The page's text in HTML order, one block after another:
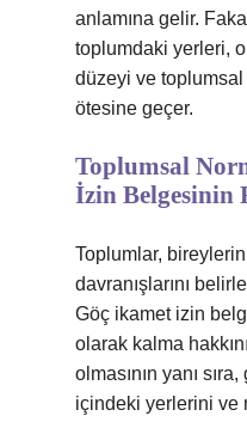
anlamına gelir.
toplumdaki yerleri,
düzeyi ve
ötesine geçer.
Toplumsal
İzin Belgesinin
Toplumlar,
davranışlarını
Göç ikamet izin
olarak kalma
olmasının yanı
içindeki yerlerini ve